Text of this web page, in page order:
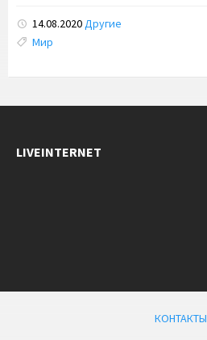
14.08.2020Другие
Tags:
Мир
LIVEINTERNET
КОНТАКТЫ